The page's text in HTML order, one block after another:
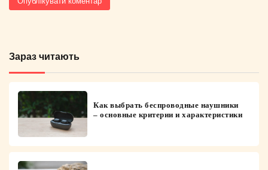
Зараз читають
Как выбрать беспроводные наушники
– основные критерии и характеристики